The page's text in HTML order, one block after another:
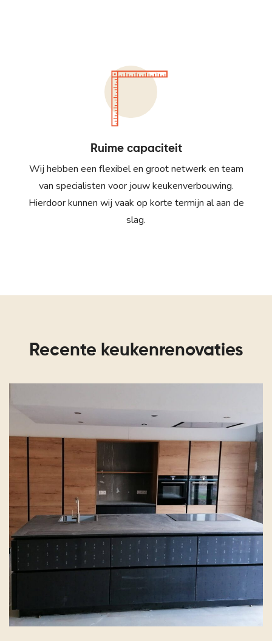
Ruime capaciteit
Wij hebben een flexibel en groot netwerk en team
van specialisten voor jouw keukenverbouwing.
Hierdoor kunnen wij vaak op korte termijn al aan de
slag.
Recente keukenrenovaties